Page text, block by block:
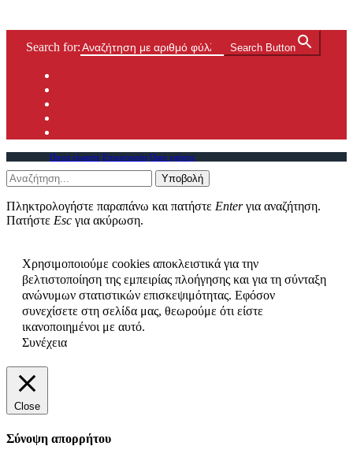
Search for: Search Button
Ποιοι είμαστε Επικοινωνία Όροι χρήσης
Υποβολή
Πληκτρολογήστε παραπάνω και πατήστε Enterγια αναζήτηση.
Πατήστε Esc για ακύρωση.
Χρησιμοποιούμε cookies αποκλειστικά για την
βελτιστοποίηση της εμπειρίας πλοήγησης και για τη σύνταξη
ανώνυμων στατιστικών επισκεψιμότητας. Εφόσον
συνεχίσετε στη σελίδα μας, θεωρούμε ότι είστε
ικανοποιημένοι με αυτό.
Συνέχεια
Close
Σύνοψη απορρήτου